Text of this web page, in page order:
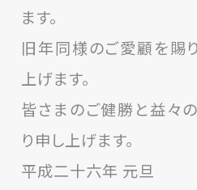
ます。
旧年同様のご愛顧を賜
上げます。
皆さまのご健勝と益々
り申し上げます。
平成二十六年 元旦